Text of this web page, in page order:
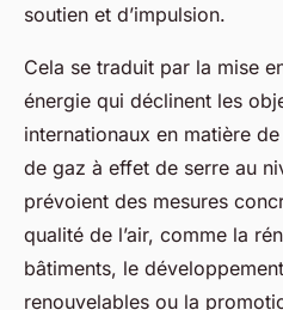
soutien et d’impulsion.
Cela se traduit par la mise
énergie qui déclinent les
internationaux en matière
de gaz à effet de serre au
prévoient des mesures
qualité de l’air, comme la
bâtiments, le
renouvelables ou la